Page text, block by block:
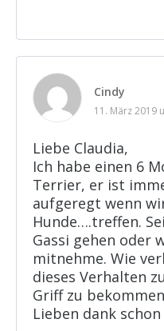
Cindy
11. März 2019
Liebe Claudia,
Ich habe einen 6
Terrier, er ist
aufgeregt wenn
Hunde….treffen.
Gassi gehen oder
mitnehme. Wie
dieses Verhalten
Griff zu
Lieben dank schon